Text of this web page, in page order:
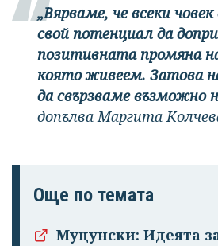
„Вярваме, че всеки
свой потенциал да
позитивната промяна
която живеем. Затова
да свързваме възможно
допълва Маргита
Още по темата
Муцунски: Идеята